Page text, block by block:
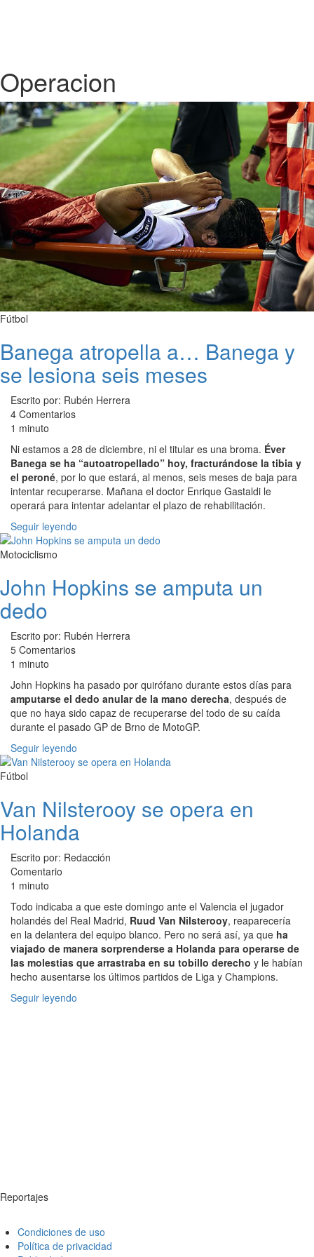
Operacion
Fútbol
Banega atropella a… Banega y
se lesiona seis meses
Escrito por: Rubén Herrera
4 Comentarios
1 minuto
Ni estamos a 28 de diciembre, ni el titular es una broma. Éver
Banega se ha “autoatropellado” hoy, fracturándose la tibia y
el peroné, por lo que estará, al menos, seis meses de baja para
intentar recuperarse. Mañana el doctor Enrique Gastaldi le
operará para intentar adelantar el plazo de rehabilitación.
Seguir leyendo
Motociclismo
John Hopkins se amputa un
dedo
Escrito por: Rubén Herrera
5 Comentarios
1 minuto
John Hopkins ha pasado por quirófano durante estos días para
amputarse el dedo anular de la mano derecha, después de
que no haya sido capaz de recuperarse del todo de su caída
durante el pasado GP de Brno de MotoGP.
Seguir leyendo
Fútbol
Van Nilsterooy se opera en
Holanda
Escrito por: Redacción
Comentario
1 minuto
Todo indicaba a que este domingo ante el Valencia el jugador
holandés del Real Madrid, Ruud Van Nilsterooy, reaparecería
en la delantera del equipo blanco. Pero no será así, ya que ha
viajado de manera sorprenderse a Holanda para operarse de
las molestias que arrastraba en su tobillo derecho y le habían
hecho ausentarse los últimos partidos de Liga y Champions.
Seguir leyendo
Reportajes
Condiciones de uso
Política de privacidad